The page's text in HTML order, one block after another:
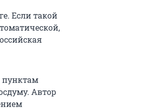
Если такой
пунктам
Автор